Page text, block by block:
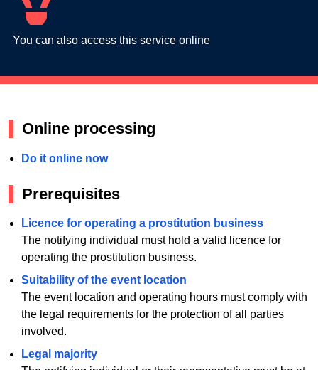
You can also access this service online
Online processing
Do it online now
Prerequisites
Licence for operating a prostitution business
The notifying individual must hold a valid licence for
operating the prostitution business.
Suitability of the event location
The event location and operating hours must comply with
the legal requirements for the protection of all parties
involved.
Legal majority